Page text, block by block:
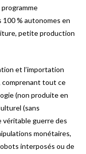
programme
100 % autonomes en
petite production
et l’importation
comprenant tout ce
(non produite en
(sans
véritable guerre des
monétaires,
interposés ou de